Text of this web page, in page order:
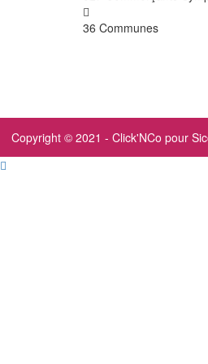
36 Communes
Copyright © 2021 - Click'NCo pour